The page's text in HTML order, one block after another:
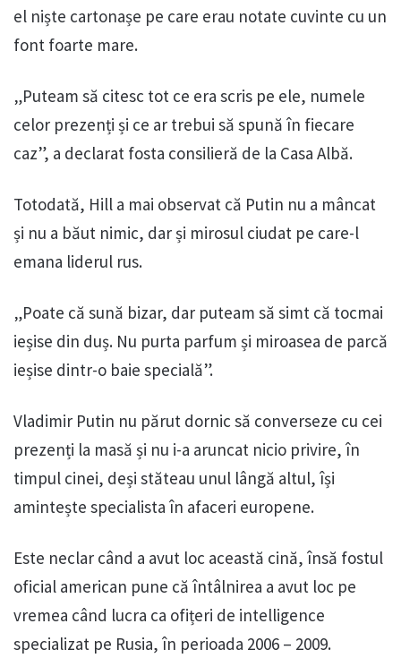
el niște cartonașe pe care erau notate cuvinte cu un
font foarte mare.
„Puteam să citesc tot ce era scris pe ele, numele
celor prezenți și ce ar trebui să spună în fiecare
caz”, a declarat fosta consilieră de la Casa Albă.
Totodată, Hill a mai observat că Putin nu a mâncat
și nu a băut nimic, dar și mirosul ciudat pe care-l
emana liderul rus.
„Poate că sună bizar, dar puteam să simt că tocmai
ieșise din duș. Nu purta parfum și miroasea de parcă
ieșise dintr-o baie specială”.
Vladimir Putin nu părut dornic să converseze cu cei
prezenți la masă și nu i-a aruncat nicio privire, în
timpul cinei, deși stăteau unul lângă altul, își
amintește specialista în afaceri europene.
Este neclar când a avut loc această cină, însă fostul
oficial american pune că întâlnirea a avut loc pe
vremea când lucra ca ofițeri de intelligence
specializat pe Rusia, în perioada 2006 – 2009.